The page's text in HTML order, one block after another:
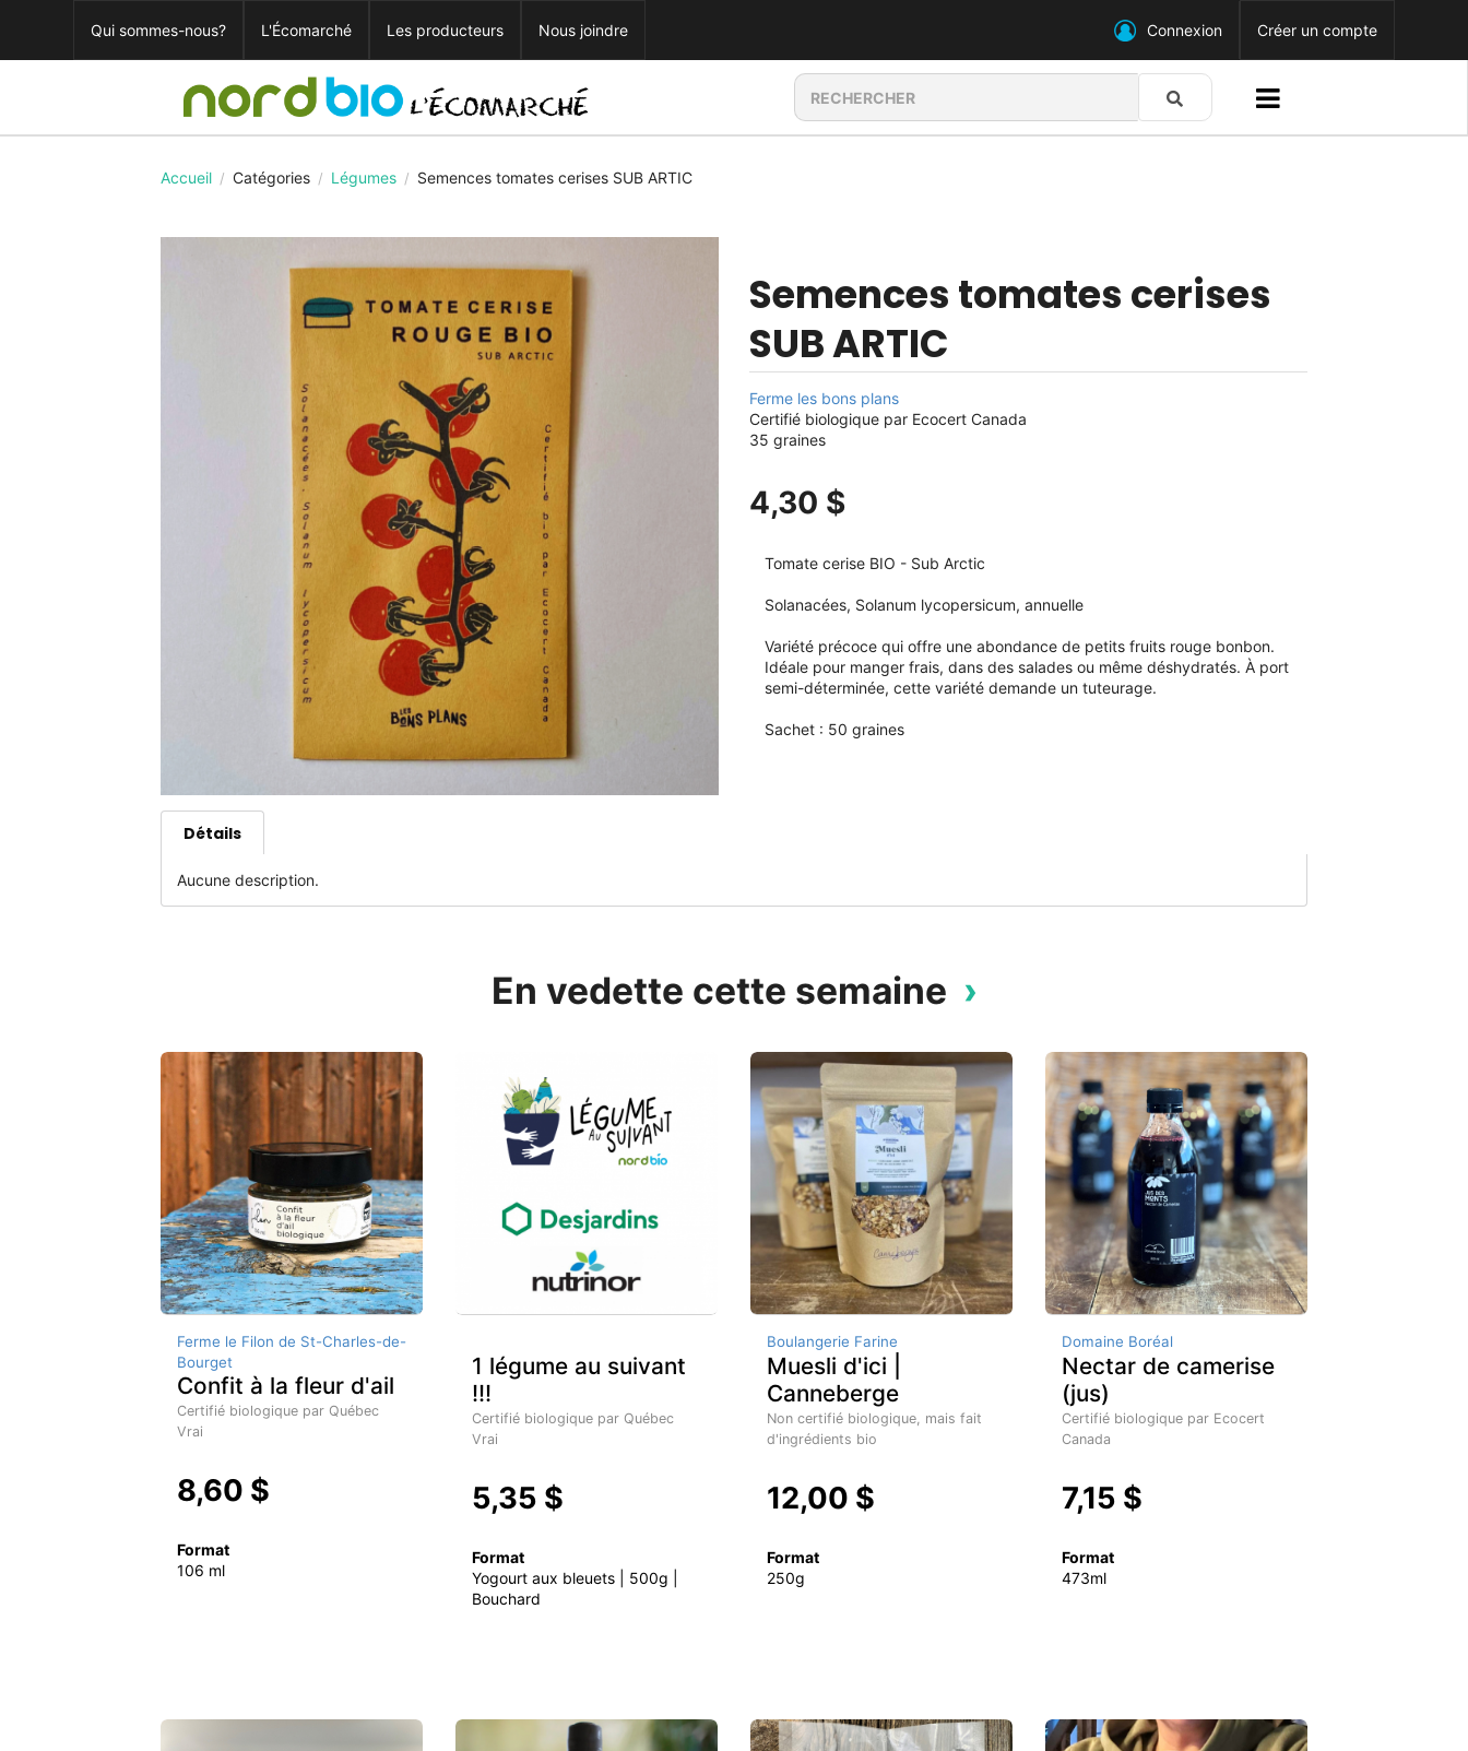
Qui sommes-nous? L'Écomarché Les producteurs Nous joindre Connexion Créer un compte
Accueil / Catégories / Légumes / Semences tomates cerises SUB ARTIC
Semences tomates cerises
SUB ARTIC
Ferme les bons plans
Certifié biologique par Ecocert Canada
35 graines
4,30 $
Tomate cerise BIO - Sub Arctic
Solanacées, Solanum lycopersicum, annuelle
Variété précoce qui offre une abondance de petits fruits rouge bonbon.
Idéale pour manger frais, dans des salades ou même déshydratés. À port
semi-déterminée, cette variété demande un tuteurage.
Sachet : 50 graines
Détails
Aucune description.
En vedette cette semaine
Ferme le Filon de St-Charles-de-
Bourget
Confit à la fleur d'ail
Certifié biologique par Québec
Vrai
8,60 $
Format
106 ml
1 légume au suivant
!!!
Certifié biologique par Québec
Vrai
5,35 $
Format
Yogourt aux bleuets | 500g |
Bouchard
Boulangerie Farine
Muesli d'ici |
Canneberge
Non certifié biologique, mais fait
d'ingrédients bio
12,00 $
Format
250g
Domaine Boréal
Nectar de camerise
(jus)
Certifié biologique par Ecocert
Canada
7,15 $
Format
473ml